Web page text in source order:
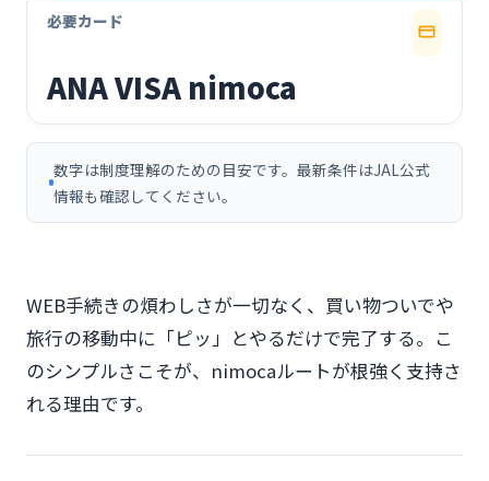
必要カード
ANA VISA nimoca
数字は制度理解のための目安です。最新条件はJAL公式
情報も確認してください。
WEB手続きの煩わしさが一切なく、買い物ついでや
旅行の移動中に「ピッ」とやるだけで完了する。こ
のシンプルさこそが、nimocaルートが根強く支持さ
れる理由です。